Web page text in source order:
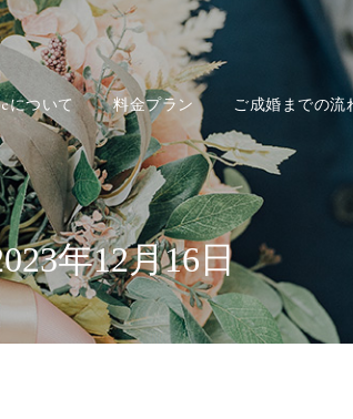
年12月16日
について 料金プラン ご成婚までの流